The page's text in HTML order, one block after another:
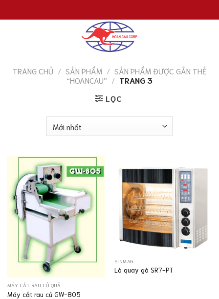
đến
TRANG CHỦ / SẢN PHẨM / SẢN PHẨM ĐƯỢC GẮN THẺ
“HOANCAU” / TRANG 3
LỌC
MÁY CẮT RAU CỦ QUẢ
Máy cắt rau củ GW-805
SINMAG
Lò quay gà SR7-PT